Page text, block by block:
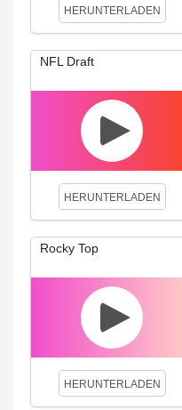
HERUNTERLADEN
NFL Draft
HERUNTERLADEN
Rocky Top
HERUNTERLADEN